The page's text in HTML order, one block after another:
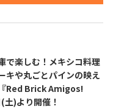
で楽しむ！メキシコ料理
キや丸ごとパインの映え
Red Brick Amigos!
)より開催！